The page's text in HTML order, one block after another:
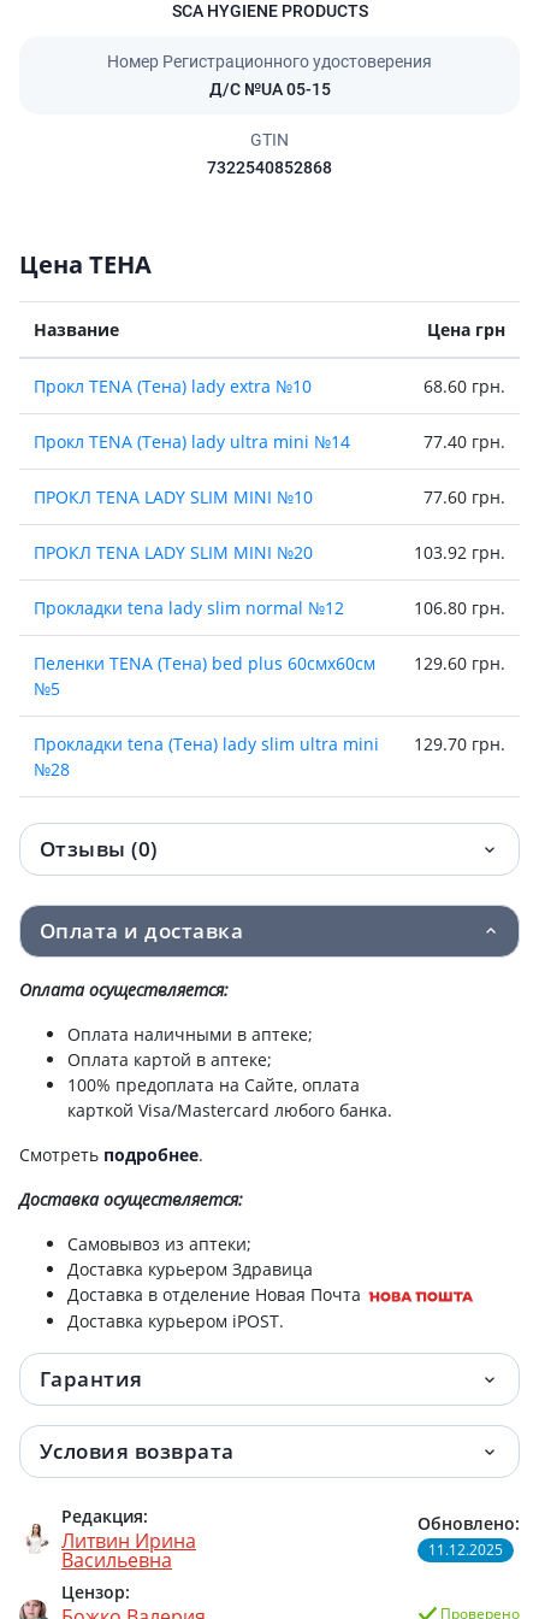
SCA HYGIENE PRODUCTS
Номер Регистрационного удостоверения
Д/С №UA 05-15
GTIN
7322540852868
Цена ТЕНА
Название Цена грн
Прокл TENA (Тена) lady extra №10 68.60 грн.
Прокл TENA (Тена) lady ultra mini №14 77.40 грн.
ПРОКЛ TENA LADY SLIM MINI №10 77.60 грн.
ПРОКЛ TENA LADY SLIM MINI №20 103.92 грн.
Прокладки tena lady slim normal №12 106.80 грн.
Пеленки TENA (Тена) bed plus 60смх60см
№5
129.60 грн.
Прокладки tena (Тена) lady slim ultra mini
№28
129.70 грн.
Прокладки tena lady normal night №10 129.90 грн.
Прокладки tena lady maxi night №6 129.90 грн.
Прокл tena lady slim extra plus №8 129.90 грн.
Прокл tena lady slim extra №10
Прокладки Tena (Тена) lady slim ultra mini
plus №24
Прокладки tena men active fit level1 №12
Прокладки tena ladу slim рants normal l
№7
Прокладки tena men active fit level2 №10
Прокл TENA (Тена) ladi ultra mini №28 159 грн.
Пеленки TENA (Тена) bed underpad plus
60смх90см №5
176 грн.
ПРОКЛ TENA LADY MAXI №12
Прокладки tena lady maxi night №12 181.60 грн.
Отзывы (0)
Оплата и доставка
Оплата осуществляется:
Оплата наличными в аптеке;
Оплата картой в аптеке;
100% предоплата на Сайте, оплата
карткой Visa/Mastercard любого банка.
Смотреть подробнее.
Доставкаосуществляется:
Самовывоз из аптеки;
Доставка курьером Здравица
Доставка в отделение Новая Почта
Доставка курьером iPOST.
Гарантия
Условия возврата
Редакция:
Литвин Ирина
Васильевна
Цензор:
Обновлено:
11.12.2025
Проверено